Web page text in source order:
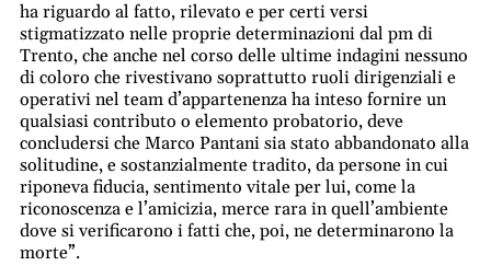
ha riguardo al fatto, rilevato e per certi versi
stigmatizzato nelle proprie determinazioni dal pm di
Trento, che anche nel corso delle ultime indagini nessuno
di coloro che rivestivano soprattutto ruoli dirigenziali e
operativi nel team d’appartenenza ha inteso fornire un
qualsiasi contributo o elemento probatorio, deve
concludersi che Marco Pantani sia stato abbandonato alla
solitudine, e sostanzialmente tradito, da persone in cui
riponeva fiducia, sentimento vitale per lui, come la
riconoscenza e l’amicizia, merce rara in quell’ambiente
dove si verificarono i fatti che, poi, ne determinarono la
morte”.